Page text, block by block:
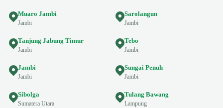
Muaro Jambi
Jambi
Sarolangun
Jambi
Tanjung Jabung Timur
Jambi
Tebo
Jambi
Jambi
Jambi
Sungai Penuh
Jambi
Sibolga
Sumatera Utara
Tulang Bawang
Lampung